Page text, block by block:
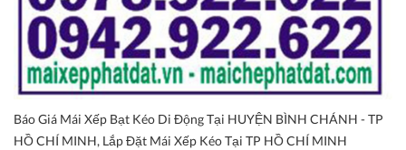
Báo Giá Mái Xếp Bạt Kéo Di Động Tại HUYỆN BÌNH CHÁNH - TP
HỒ CHÍ MINH, Lắp Đặt Mái Xếp Kéo Tại TP HỒ CHÍ MINH